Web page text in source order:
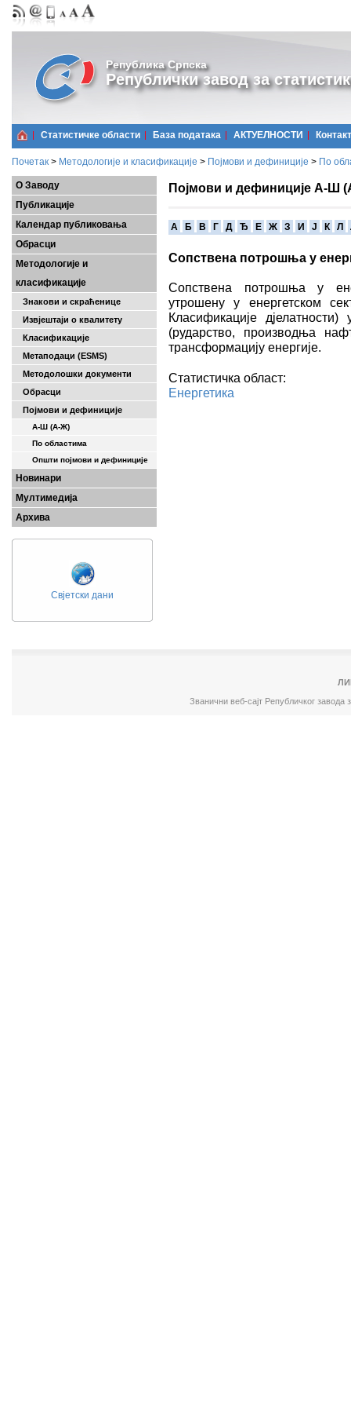
Република Српска
Републички завод за
Статистичке области Базa података АКТУЕЛНОСТИ Контакт
Почетак > Методологије и класификације > Појмови и дефиниције > По
О Заводу
Публикације
Календар публиковања
Обрасци
Методологије и
класификације
Знакови и скраћенице
Извјештаји о квалитету
Класификације
Метаподаци (ESMS)
Методолошки документи
Обрасци
Појмови и дефиниције
А-Ш (A-Ж)
По областима
Општи појмови и дефиниције
Новинари
Мултимедија
Архива
Свјетски дани
Појмови и дефиниције А-Ш
A Б В Г Д Ђ Е Ж З И Ј К Л
Сопствена потрошња у
Сопствена потрошња у
утрошену у енергетском
Класификације
(рударство, производња
трансформацију енергије.
Статистичка област:
Енергетика
Званични веб-сајт Републичког